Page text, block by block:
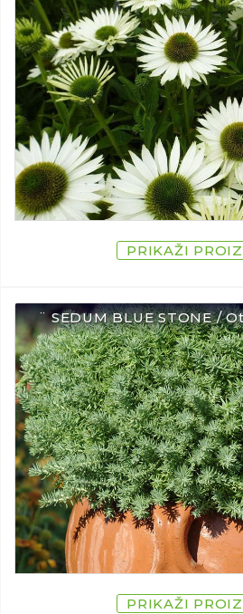
PRIKAŽI
¨ SEDUM BLUE STONE /
PRIKAŽI